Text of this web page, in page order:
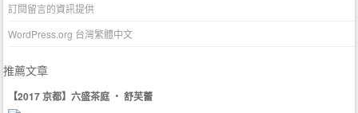
訂閱留言的資訊提供
WordPress.org 台灣繁體中文
推薦文章
【2017 京都】六盛茶庭 ‧ 舒芙蕾